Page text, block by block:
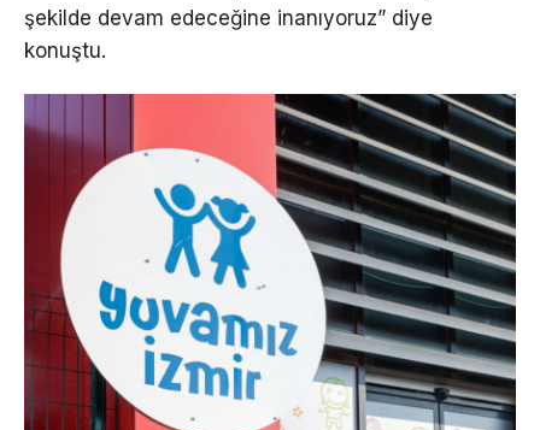
şekilde devam edeceğine inanıyoruz” diye
konuştu.